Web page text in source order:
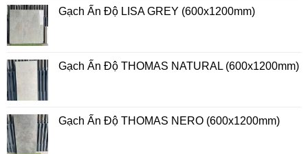
Gạch Ấn Độ LISA GREY (600x1200mm)
Gạch Ấn Độ THOMAS NATURAL (600x1200mm)
Gạch Ấn Độ THOMAS NERO (600x1200mm)